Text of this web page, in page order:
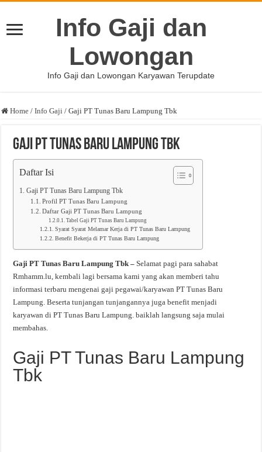
Info Gaji dan
Lowongan
Info Gaji dan Lowongan Karyawan Terupdate
Home / Info Gaji / Gaji PT Tunas Baru Lampung Tbk
Gaji PT Tunas Baru Lampung Tbk
Daftar Isi
Gaji PT Tunas Baru Lampung Tbk
Profil PT Tunas Baru Lampung
Daftar Gaji PT Tunas Baru Lampung
Tabel Gaji PT Tunas Baru Lampung
Syarat Syarat Melamar Kerja di PT Tunas Baru Lampung
Benefit Bekerja di PT Tunas Baru Lampung
Gaji PT Tunas Baru Lampung Tbk –Selamat pagi para sahabat
Rmhamm.lu, kembali lagi bersama kami yang akan memberi tahu
informasi terbaru mengenai gaji pegawai/karyawan PT Tunas Baru
Lampung. Beserta tunjangan tunjangannya juga benefit menjadi
karyawan di PT Tunas Baru Lampung. baiklah langsung saja mulai
membahas.
Gaji PT Tunas Baru Lampung
Tbk